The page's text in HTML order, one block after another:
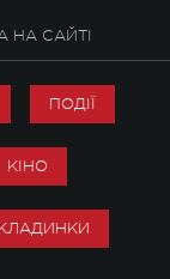
НА САЙТІ
ПОДІЇ
КІНО